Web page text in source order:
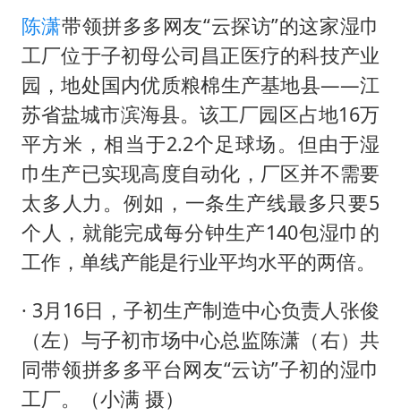
女主硬加吻戏短剧已下架
浙江台州《告全体市民书》
香港宏福苑火灾或由烟头引起
人民的健康、体质、幸福一脉相承
陈潇带领拼多多网友“云探访”的这家湿巾
工厂位于子初母公司昌正医疗的科技产业
园，地处国内优质粮棉生产基地县——江
苏省盐城市滨海县。该工厂园区占地16万
平方米，相当于2.2个足球场。但由于湿
巾生产已实现高度自动化，厂区并不需要
太多人力。例如，一条生产线最多只要5
个人，就能完成每分钟生产140包湿巾的
工作，单线产能是行业平均水平的两倍。
· 3月16日，子初生产制造中心负责人张俊
（左）与子初市场中心总监陈潇（右）共
同带领拼多多平台网友“云访”子初的湿巾
工厂。（小满 摄）